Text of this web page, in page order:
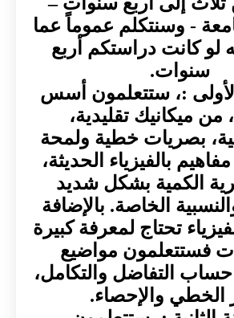
- وسنتكلم عموماً عما
لو كانت دراستكم أربع
سنوات.
:، ستتعلمون أسس
من ميكانيك تقليدية،
بصريات خطية ولمحة
بالفيزياء الحديثة،
الكمية بشكل شديد
الخاصة. بالإضافة
تحتاج لمعرفة كبيرة
فستتعلمون مواضيع
التفاضل والتكامل،
الخطي والإحصاء.